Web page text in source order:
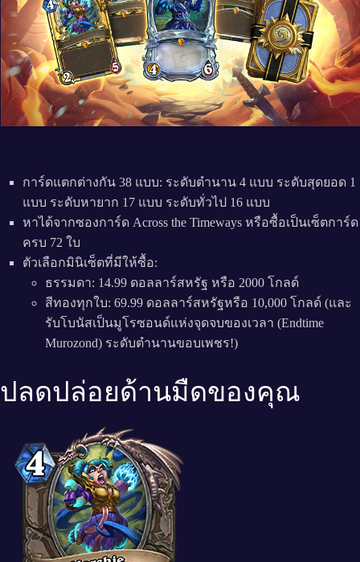
การ์ดแตกต่างกัน 38 แบบ: ระดับตำนาน 4 แบบ ระดับสุดยอด 1
แบบ ระดับหายาก 17 แบบ ระดับทั่วไป 16 แบบ
หาได้จากซองการ์ด Across the Timeways หรือซื้อเป็นเซ็ตการ์ด
ครบ 72 ใบ
ตัวเลือกมินิเซ็ตที่มีให้ซื้อ:
ธรรมดา: 14.99 ดอลลาร์สหรัฐ หรือ 2000 โกลด์
สีทองทุกใบ: 69.99 ดอลลาร์สหรัฐหรือ 10,000 โกลด์ (และ
รับโบนัสเป็นมูโรซอนด์แห่งจุดจบของเวลา (Endtime
Murozond) ระดับตำนานขอบเพชร!)
ปลดปล่อยด้านมืดของคุณ